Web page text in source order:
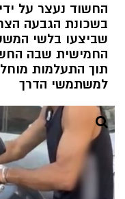
החשוד נעצר על
בשכונת הגבעה
שביצעו בלשי
החמישית שבה
תוך התעלמות
למשתמשי הדרך